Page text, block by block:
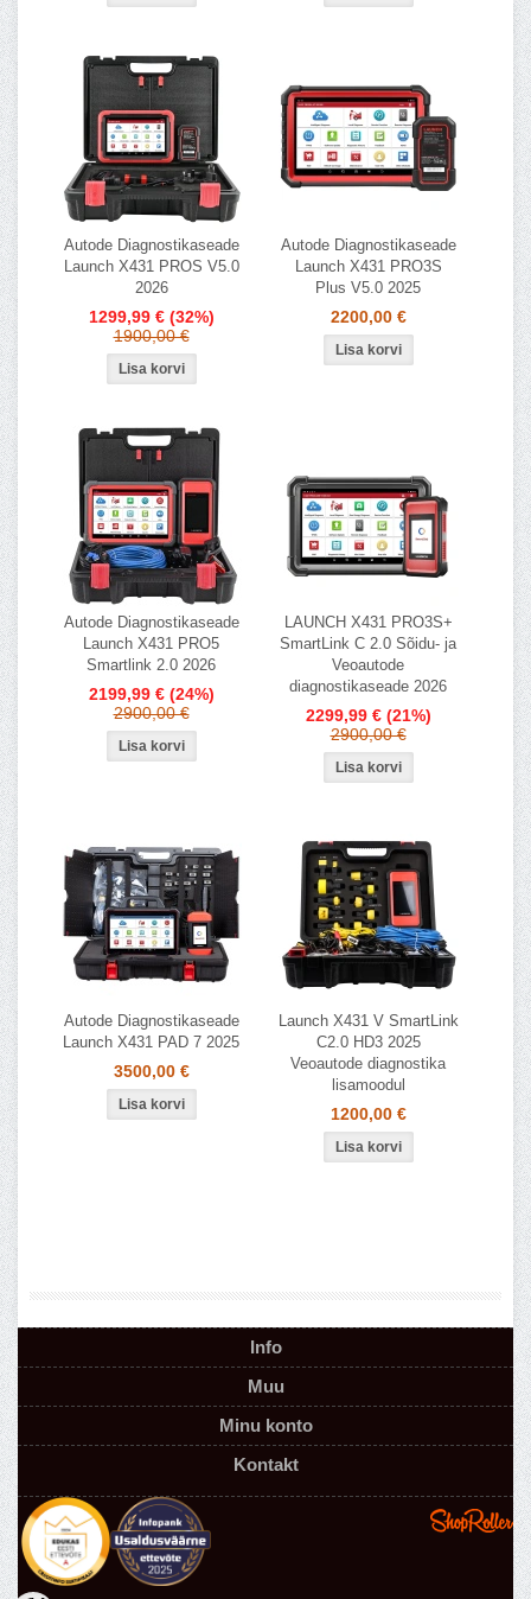
Autode Diagnostikaseade
Launch X431 PROS V5.0
2026
1299,99 € (32%)
1900,00 €
Autode Diagnostikaseade
Launch X431 PRO3S
Plus V5.0 2025
2200,00 €
Autode Diagnostikaseade
Launch X431 PRO5
Smartlink 2.0 2026
2199,99 € (24%)
2900,00 €
LAUNCH X431 PRO3S+
SmartLink C 2.0 Sõidu- ja
Veoautode
diagnostikaseade 2026
2299,99 € (21%)
2900,00 €
Autode Diagnostikaseade
Launch X431 PAD 7 2025
3500,00 €
Launch X431 V SmartLink
C2.0 HD3 2025
Veoautode diagnostika
lisamoodul
1200,00 €
Info
Muu
Minu konto
Kontakt